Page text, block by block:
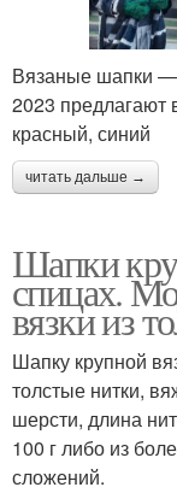
Вязаные шапки —
2023 предлагают
красный, синий
читать дальше →
Шапки
спицах.
вязки из
Шапку крупной
толстые нитки,
шерсти, длина
100 г либо из
сложений.